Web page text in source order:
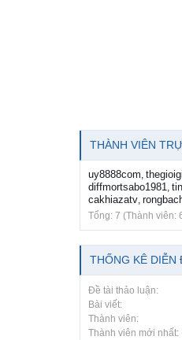
THÀNH VIÊN
uy8888com
diffmortsabo1981
cakhiazatv
Tổng: 7 (Thành viên:
THỐNG KÊ DIỄN
Đề tài thảo luận:
Bài viết:
Thành viên:
Thành viên mới nhất: